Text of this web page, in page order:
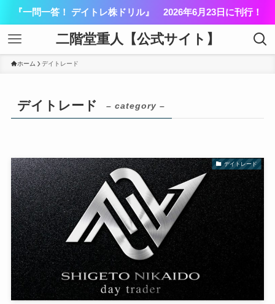
『一問一答！ デイトレ株ドリル』 2026年6月23日に刊行！
二階堂重人【公式サイト】
ホーム デイトレード
デイトレード – category –
デイトレード